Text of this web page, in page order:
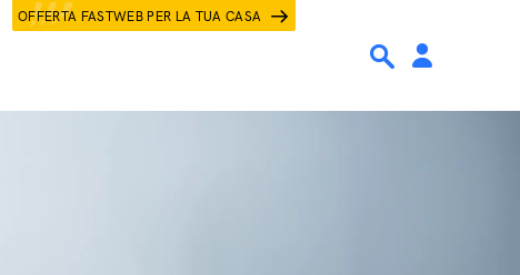
OFFERTA FASTWEB PER LA TUA CASA